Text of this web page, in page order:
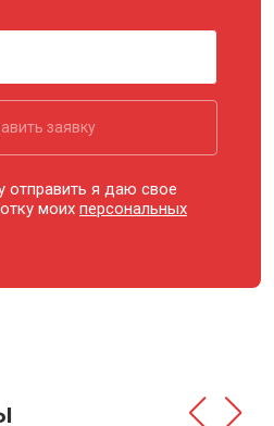
заявку
отправить я даю свое
моихперсональных